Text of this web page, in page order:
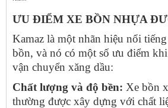
ƯU ĐIỂM XE BỒN NHỰA
Kamaz là một nhãn hiệu nổi
bồn, và nó có một số ưu điểm
vận chuyển xăng dầu:
Chất lượng và độ bền: Xe bồn
thường được xây dựng với chất